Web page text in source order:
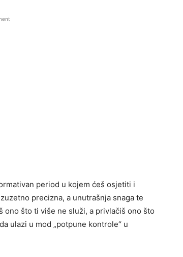
period u kojem ćeš osjetiti i
precizna, a unutrašnja snaga te
ono što ti više ne služi, a privlačiš ono što
ulazi u mod „potpune kontrole“ u